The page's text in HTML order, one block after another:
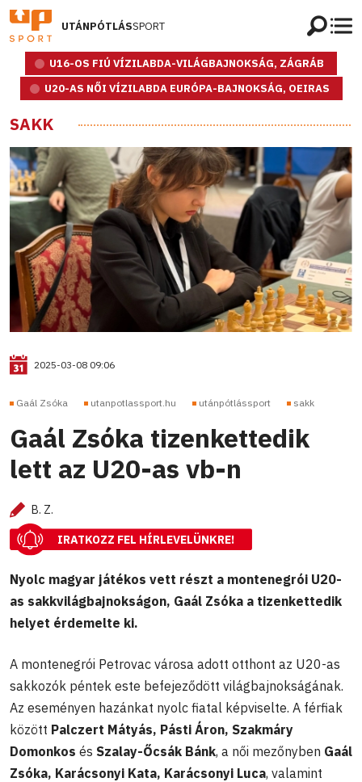
UTÁNPÓTLÁSSPORT
U16-OS FIÚ VÍZILABDA-VILÁGBAJNOKSÁG, ZÁGRÁB
U20-AS NŐI VÍZILABDA EURÓPA-BAJNOKSÁG, OEIRAS
SAKK
2025-03-08 09:06
Gaál Zsóka utanpotlassport.hu utánpótlássport sakk
Gaál Zsóka tizenkettedik
lett az U20-as vb-n
B. Z.
IRATKOZZ FEL HÍRLEVELÜNKRE!
Nyolc magyar játékos vett részt a montenegrói U20-
as sakkvilágbajnokságon, Gaál Zsóka a tizenkettedik
helyet érdemelte ki.
A montenegrói Petrovac városa adott otthont az U20-as
sakkozók péntek este befejeződött világbajnokságának.
Az eseményen hazánkat nyolc fiatal képviselte. A férfiak
között Palczert Mátyás, Pásti Áron, Szakmáry
Domonkos és Szalay-Őcsák Bánk, a női mezőnyben Gaál
Zsóka, Karácsonyi Kata, Karácsonyi Luca, valamint